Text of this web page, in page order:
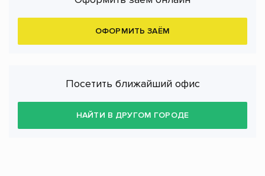
ОФОРМИТЬ ЗАЁМ
Посетить ближайший офис
НАЙТИ В ДРУГОМ ГОРОДЕ